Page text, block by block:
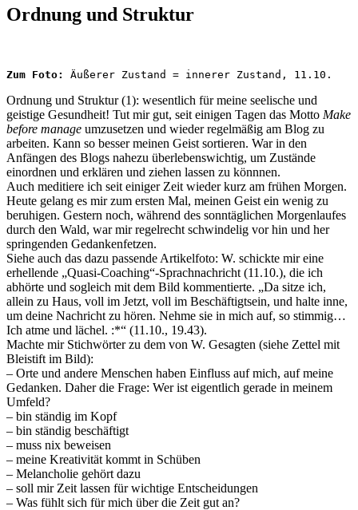
Ordnung und Struktur
Zum Foto: Äußerer Zustand = innerer Zustand, 11.10.
Ordnung und Struktur (1): wesentlich für meine seelische und
geistige Gesundheit! Tut mir gut, seit einigen Tagen das Motto Make
before manage umzusetzen und wieder regelmäßig am Blog zu
arbeiten. Kann so besser meinen Geist sortieren. War in den
Anfängen des Blogs nahezu überlebenswichtig, um Zustände
einordnen und erklären und ziehen lassen zu könnnen.
Auch meditiere ich seit einiger Zeit wieder kurz am frühen Morgen.
Heute gelang es mir zum ersten Mal, meinen Geist ein wenig zu
beruhigen. Gestern noch, während des sonntäglichen Morgenlaufes
durch den Wald, war mir regelrecht schwindelig vor hin und her
springenden Gedankenfetzen.
Siehe auch das dazu passende Artikelfoto: W. schickte mir eine
erhellende „Quasi-Coaching“-Sprachnachricht (11.10.), die ich
abhörte und sogleich mit dem Bild kommentierte. „Da sitze ich,
allein zu Haus, voll im Jetzt, voll im Beschäftigtsein, und halte inne,
um deine Nachricht zu hören. Nehme sie in mich auf, so stimmig…
Ich atme und lächel. :*“ (11.10., 19.43).
Machte mir Stichwörter zu dem von W. Gesagten (siehe Zettel mit
Bleistift im Bild):
– Orte und andere Menschen haben Einfluss auf mich, auf meine
Gedanken. Daher die Frage: Wer ist eigentlich gerade in meinem
Umfeld?
– bin ständig im Kopf
– bin ständig beschäftigt
– muss nix beweisen
– meine Kreativität kommt in Schüben
– Melancholie gehört dazu
– soll mir Zeit lassen für wichtige Entscheidungen
– Was fühlt sich für mich über die Zeit gut an?